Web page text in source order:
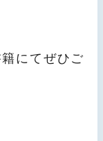
にてぜひご